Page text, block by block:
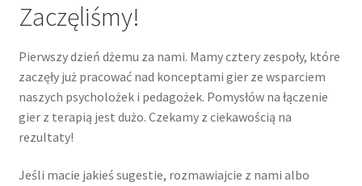
Zaczęliśmy!
Pierwszy dzień dżemu za nami. Mamy cztery zespoły, które
zaczęły już pracować nad konceptami gier ze wsparciem
naszych psycholożek i pedagożek. Pomysłów na łączenie
gier z terapią jest dużo. Czekamy z ciekawością na
rezultaty!
Jeśli macie jakieś sugestie, rozmawiajcie z nami albo